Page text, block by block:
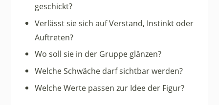
geschickt?
Verlässt sie sich auf Verstand, Instinkt oder
Auftreten?
Wo soll sie in der Gruppe glänzen?
Welche Schwäche darf sichtbar werden?
Welche Werte passen zur Idee der Figur?